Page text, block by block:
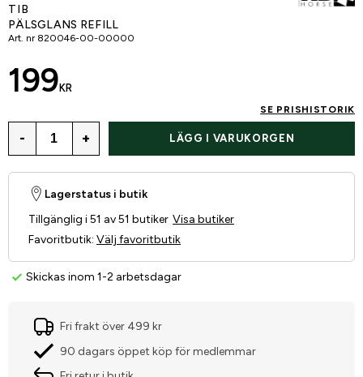
TIB
PÄLSGLANS REFILL
Art. nr 820046-00-00000
199 KR
SE PRISHISTORIK
- + LÄGG I VARUKORGEN
Skickas inom 1-2 arbetsdagar
Lagerstatus i butik
Tillgänglig i 51 av 51 butiker Visa butiker
Favoritbutik: Välj favoritbutik
Fri frakt över 499 kr
90 dagars öppet köp för medlemmar